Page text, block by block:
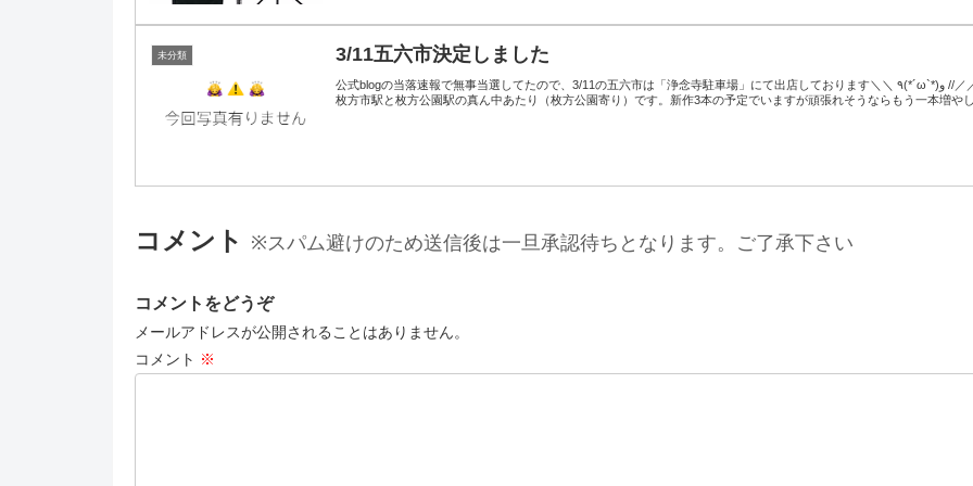
未分類 3/11五六市決定しました
公式blogの当落速報で無事当選してたので、3/11の五六市は「浄念寺駐車場」にて出店しております＼＼ ٩(*´ω`*)و //／／
枚方市駅と枚方公園駅の真ん中あたり（枚方公園寄り）です。新作3本の予定でいますが頑張れそうならもう一本増や
コメント ※スパム避けのため送信後は一旦承認待ちとなります。ご了承下さい
コメントをどうぞ
メールアドレスが公開されることはありません。
コメント ※